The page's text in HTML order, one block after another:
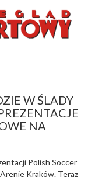
W ŚLADY
NA
Polish Soccer
Kraków. Teraz